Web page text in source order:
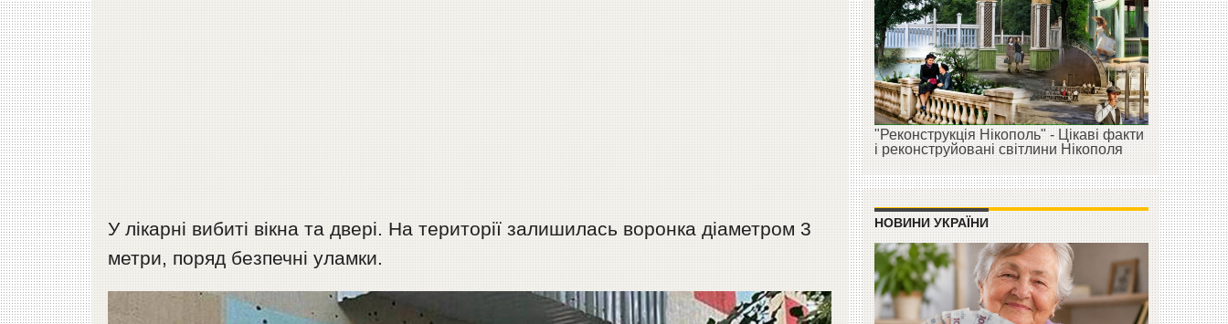
У лікарні вибиті вікна та двері. На території залишилась воронка діаметром 3
метри, поряд безпечні уламки.
"Реконструкція Нікополь" - Цікаві факти
і реконструйовані світлини Нікополя
НОВИНИ УКРАЇНИ